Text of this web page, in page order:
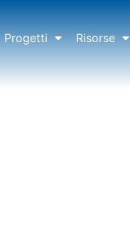
Progetti Risorse